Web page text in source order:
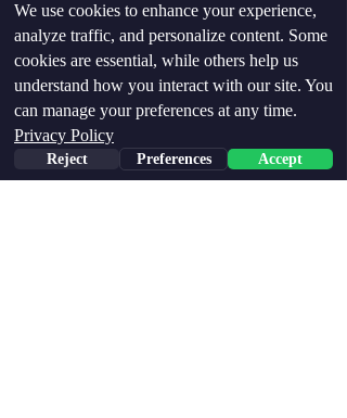
טיפים שיעשו לכם חיים קלים
כושר ואימונים
Phone Email Facebook
We use cookies to enhance your experience,
analyze traffic, and personalize content. Some
cookies are essential, while others help us
understand how you interact with our site. You
can manage your preferences at any time.
Privacy Policy
Reject Preferences Accept